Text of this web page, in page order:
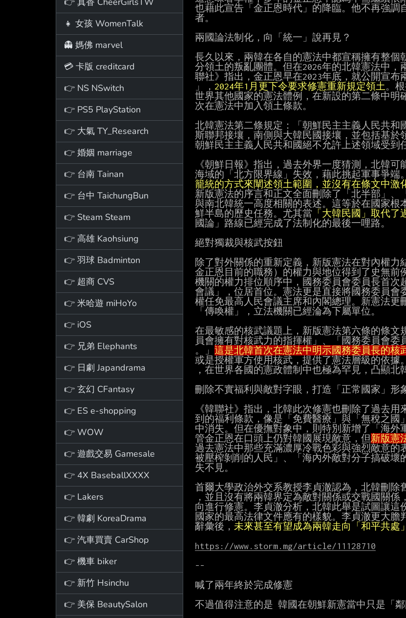
👧 女孩 WomenTalk
👻 媽佛 marvel
💳 卡版 creditcard
👉 NS NSwitch
👉 PS5 PlayStation
👉 大氣 TY_Research
👉 婚姻 marriage
👉 台南 Tainan
👉 台中 TaichungBun
👉 Steam Steam
👉 高雄 Kaohsiung
👉 羽球 Badminton
👉 超商 CVS
👉 米哈遊 miHoYo
👉 iOS
👉 兄弟 Elephants
👉 日劇 Japandrama
👉 玄幻 CFantasy
👉 ES e-shopping
👉 WOW
👉 遊戲交易 Gamesale
👉 4X BaseballXXXX
👉 Lakers
👉 韓劇 KoreaDrama
👉 汽車買賣 CarShop
👉 機車 biker
👉 新竹 Hsinchu
👉 美保 BeautySalon
也藉此宣告「金正恩時代」的降臨。他不再強調
者。
兩國論法制化，向「統一」說再見？
長久以來，兩韓在各自的憲法中都宣稱擁有整個
分領土的叛亂團體。但在2026年的北韓憲法中
聯社》指出，金正恩早在2023年底，就公開宣
」， 2024年1月更下令要求修憲重新規定領土。
世界其他國家的憲法體例，在新設的第二條中明
次在憲法中加入領土條款。
北韓憲法第二條規定：「朝鮮民主主義人民共和
斯聯邦接壤，南側與大韓民國接壤，並包括基於
朝鮮民主主義人民共和國絕不允許上述領域受到
《朝鮮日報》指出，過去外界一度猜測，北韓
海域的「北方限界線」失效，藉此挑起軍事爭端
籠統的方式來闡述領土範圍，並沒有在條文中激
新版憲法的序言和正文全面刪除了「北半部」
與南北韓統一高度相關的表述。這等於在國家根
鮮半島的歷史任務。尤其當 「大韓民國」取代了
國論」路線已經完成了法制化的最後一哩路。
絕對獨裁與核武按鈕
除了對外關係的重新定義，新版憲法在對內權力
金正恩目前的職務）的權力與地位得到了史無前
機關的權力排位順序中，國務委員會委員長首次
會議」，位居首位。憲法更是直接將國務委員會
權任免最高人民會議主席和內閣總理。新憲法更
「傳喚權」，立法機關已經淪為下屬單位。
在最敏感的核武議題上，新版憲法第六條的條
員會擁有對核武力的指揮權」、「國務委員會
。」 這是北韓首次在憲法中明示國務委員長的核
或是授權軍方使用核武，提供了憲法層級的依
，在世界各國的憲政體制中也極為罕見，凸顯北
刪除不實福利與敵對字眼，打造「正常國家」形
《韓聯社》指出，北韓此次修憲也刪除了過去
到的福利條款，像是「免費醫療」與「無稅之
中消失。但在優撫對象中，則特別新增了「海
管金正恩在口頭上仍對韓國展現敵意，但新版憲
過去憲法中那些充滿濃厚冷戰色彩與強烈敵意的
被壓榨剝削的人民」、「海內外敵對分子搞破壞
失不見。
首爾大學政治外交系教授李貞澈認為，北韓刪除
，並且沒有將兩韓界定為敵對關係或交戰國關
向進行修憲。李貞澈分析，北韓此舉是試圖讓這
國家的最高法律文件應有的樣貌。李貞澈更大
辭彙後， 未來甚至有望成為兩韓走向「和平共處
https://www.storm.mg/article/11128710
--
喊了兩年終於完成修憲
不過值得注意的是 韓國在朝鮮新憲當中只是「鄰